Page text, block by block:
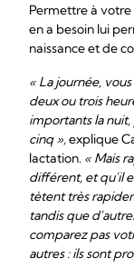
Permettre à
en a besoin lui
naissance et de
« La journée,
deux ou trois
importants la
cinq »,explique
lactation. « Mais
différent, et qu'il
tètent très
tandis que
comparez pas
autres : ils sont